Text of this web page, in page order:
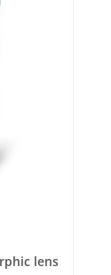
lens